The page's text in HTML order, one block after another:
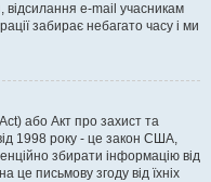
відсилання e-mail учасникам
забирає небагато часу і ми
або Акт про захист та
1998 року - це закон США,
збирати інформацію від
це письмову згоду від їхніх